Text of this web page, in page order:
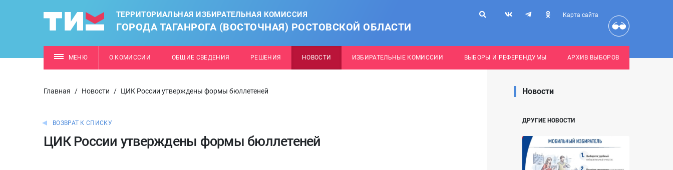
ТЕРРИТОРИАЛЬНАЯ ИЗБИРАТЕЛЬНАЯ КОМИССИЯ
ГОРОДА ТАГАНРОГА (ВОСТОЧНАЯ) РОСТОВСКОЙ ОБЛАСТИ
Карта сайта
МЕНЮ О КОМИССИИ ОБЩИЕ СВЕДЕНИЯ РЕШЕНИЯ НОВОСТИ ИЗБИРАТЕЛЬНЫЕ КОМИССИИ ВЫБОРЫ И РЕФЕРЕНДУМЫ АРХИВ ВЫБОРОВ
Главная / Новости / ЦИК России утверждены формы бюллетеней
ВОЗВРАТ К СПИСКУ
ЦИК России утверждены формы бюллетеней
Новости
ДРУГИЕ НОВОСТИ